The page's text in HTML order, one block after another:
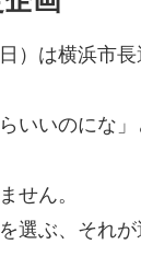
）は横浜市長
いいのにな
せん。
選ぶ、それが